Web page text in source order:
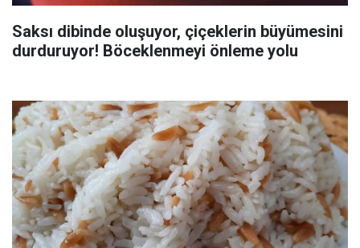
Saksı dibinde oluşuyor, çiçeklerin büyümesini
durduruyor! Böceklenmeyi önleme yolu